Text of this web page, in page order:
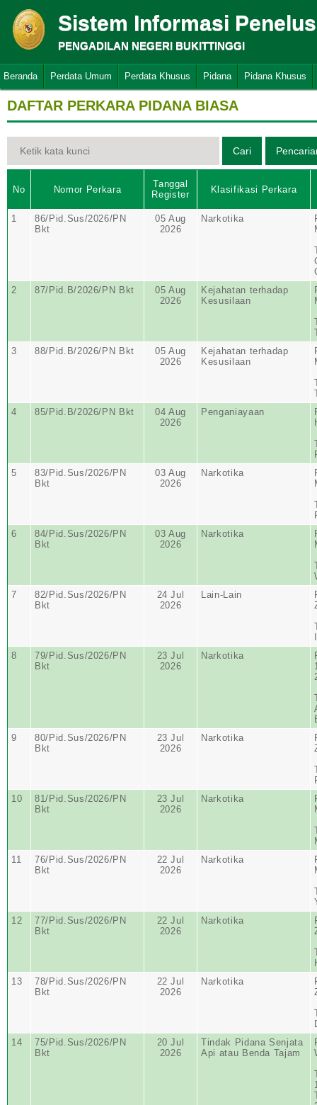
Sistem Informasi
PENGADILAN NEGERI BUKITTINGGI
Beranda Perdata Umum Perdata Khusus Pidana Pidana Khusus
DAFTAR PERKARA PIDANA BIASA
No Nomor Perkara
Tanggal
Register
Klasifikasi Perkara
1
86/Pid.Sus/2026/PN
Bkt
05 Aug
2026
Narkotika
2
87/Pid.B/2026/PN Bkt
05 Aug
2026
Kejahatan terhadap
Kesusilaan
3
88/Pid.B/2026/PN Bkt
05 Aug
2026
Kejahatan terhadap
Kesusilaan
4
85/Pid.B/2026/PN Bkt
04 Aug
2026
Penganiayaan
5
83/Pid.Sus/2026/PN
Bkt
03 Aug
2026
Narkotika
6
84/Pid.Sus/2026/PN
Bkt
03 Aug
2026
Narkotika
7
82/Pid.Sus/2026/PN
Bkt
24 Jul
2026
Lain-Lain
8
79/Pid.Sus/2026/PN
Bkt
23 Jul
2026
Narkotika
9
80/Pid.Sus/2026/PN
Bkt
23 Jul
2026
Narkotika
10
81/Pid.Sus/2026/PN
Bkt
23 Jul
2026
Narkotika
11
76/Pid.Sus/2026/PN
Bkt
22 Jul
2026
Narkotika
12
77/Pid.Sus/2026/PN
Bkt
22 Jul
2026
Narkotika
13
78/Pid.Sus/2026/PN
Bkt
22 Jul
2026
Narkotika
14
75/Pid.Sus/2026/PN
Bkt
20 Jul
2026
Tindak Pidana Senjata
Api atau Benda Tajam